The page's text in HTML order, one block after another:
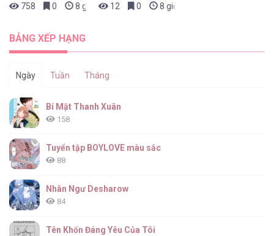
BƠI TRONG MÙI HƯƠNG [...] – Chap 21
758
0 8 giờ trước12
0 8 giờ trước
BẢNG XẾP HẠNG
Ngày Tuần Tháng
Bí Mật Thanh Xuân
158
Tuyển tập BOYLOVE màu sắc
88
Nhân Ngư Desharow
84
Tên Khốn Đáng Yêu Của Tôi